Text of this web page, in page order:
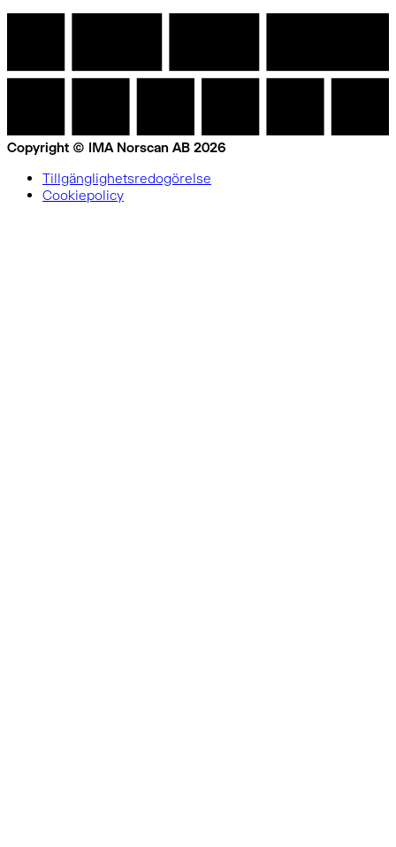
Copyright © IMA Norscan AB 2026
Tillgänglighetsredogörelse
Cookiepolicy